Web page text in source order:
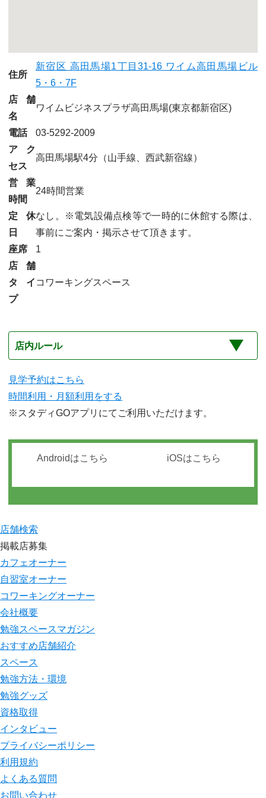
住所
新宿区 高田馬場1丁目31-16 ワイム高田馬場ビル
5・6・7F
店舗
名
ワイムビジネスプラザ高田馬場(東京都新宿区)
電話
03-5292-2009
アク
セス
高田馬場駅4分（山手線、西武新宿線）
営業
時間
24時間営業
定休
日
なし。※電気設備点検等で一時的に休館する際は、
事前にご案内・掲示させて頂きます。
座席
1
店舗
タイ
プ
コワーキングスペース
店内ルール
見学予約はこちら
時間利用・月額利用をする
※スタディGOアプリにてご利用いただけます。
Androidはこちら iOSはこちら
店舗検索
掲載店募集
カフェオーナー
自習室オーナー
コワーキングオーナー
会社概要
勉強スペースマガジン
おすすめ店舗紹介
スペース
勉強方法・環境
勉強グッズ
資格取得
インタビュー
プライバシーポリシー
利用規約
よくある質問
お問い合わせ